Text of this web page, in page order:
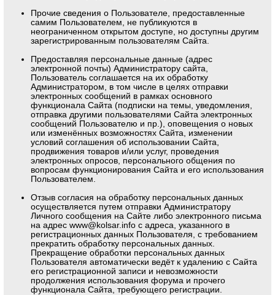
Прочие сведения о Пользователе, предоставленные
самим Пользователем, не публикуются в
неограниченном открытом доступе, но доступны другим
зарегистрированным пользователям Сайта.
Предоставляя персональные данные (адрес
электронной почты) Администратору сайта,
Пользователь соглашается на их обработку
Администратором, в том числе в целях отправки
электронных сообщений в рамках основного
функционала Сайта (подписки на темы, уведомления,
отправка другими пользователями Сайта электронных
сообщений Пользователю и пр.), оповещения о новых
или изменённых возможностях Сайта, изменении
условий соглашения об использовании Сайта,
продвижения товаров и/или услуг, проведения
электронных опросов, персонального общения по
вопросам функционирования Сайта и его использования
Пользователем.
Отзыв согласия на обработку персональных данных
осуществляется путем отправки Администратору
Личного сообщения на Сайте либо электронного письма
на адрес www@kolsar.info с адреса, указанного в
регистрационных данных Пользователя, с требованием
прекратить обработку персональных данных.
Прекращение обработки персональных данных
Пользователя автоматически ведёт к удалению с Сайта
его регистрационной записи и невозможности
продолжения использования форума и прочего
функционала Сайта, требующего регистрации.